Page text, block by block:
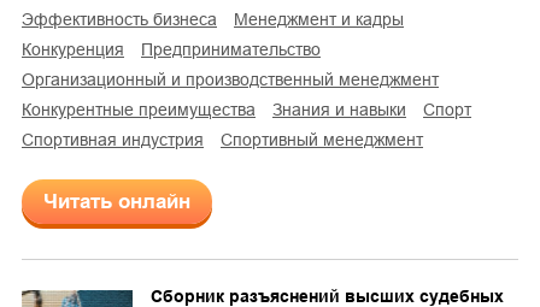
эффективность бизнеса
менеджмент и кадры
конкуренция
предпринимательство
организационный и производственный менеджмент
конкурентные преимущества
знания и навыки
спорт
спортивная индустрия
спортивный менеджмент
Читать онлайн
Сборник разъяснений высших судебных